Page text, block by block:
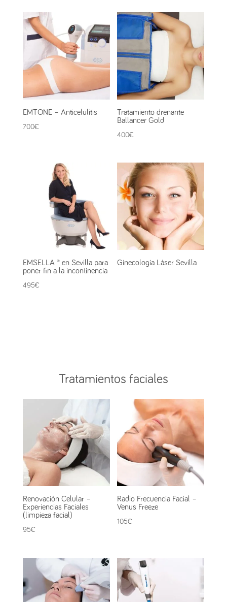
EMTONE – Anticelulitis
700€
Tratamiento drenante
Ballancer Gold
400€
EMSELLA ® en Sevilla para
poner fin a la incontinencia
495€
Ginecología Láser Sevilla
Tratamientos faciales
Renovación Celular –
Experiencias Faciales
(limpieza facial)
95€
Radio Frecuencia Facial –
Venus Freeze
105€